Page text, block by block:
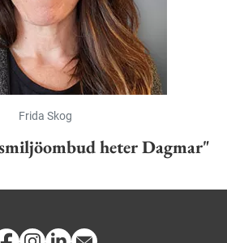
Frida Skog
heter Dagmar"